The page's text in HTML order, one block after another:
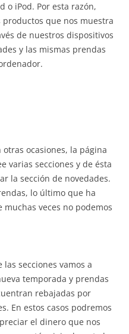
o iPod. Por esta razón,
que nos muestra
de nuestros dispositivos
y las mismas prendas
ocasiones, la página
varias secciones y de ésta
la sección de novedades.
lo último que ha
veces no podemos
secciones vamos a
temporada y prendas
rebajadas por
En estos casos podremos
el dinero que nos